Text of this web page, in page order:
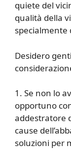
quiete del
qualità della
Desidero
1. Se non lo
opportuno
addestratore
cause
soluzioni per